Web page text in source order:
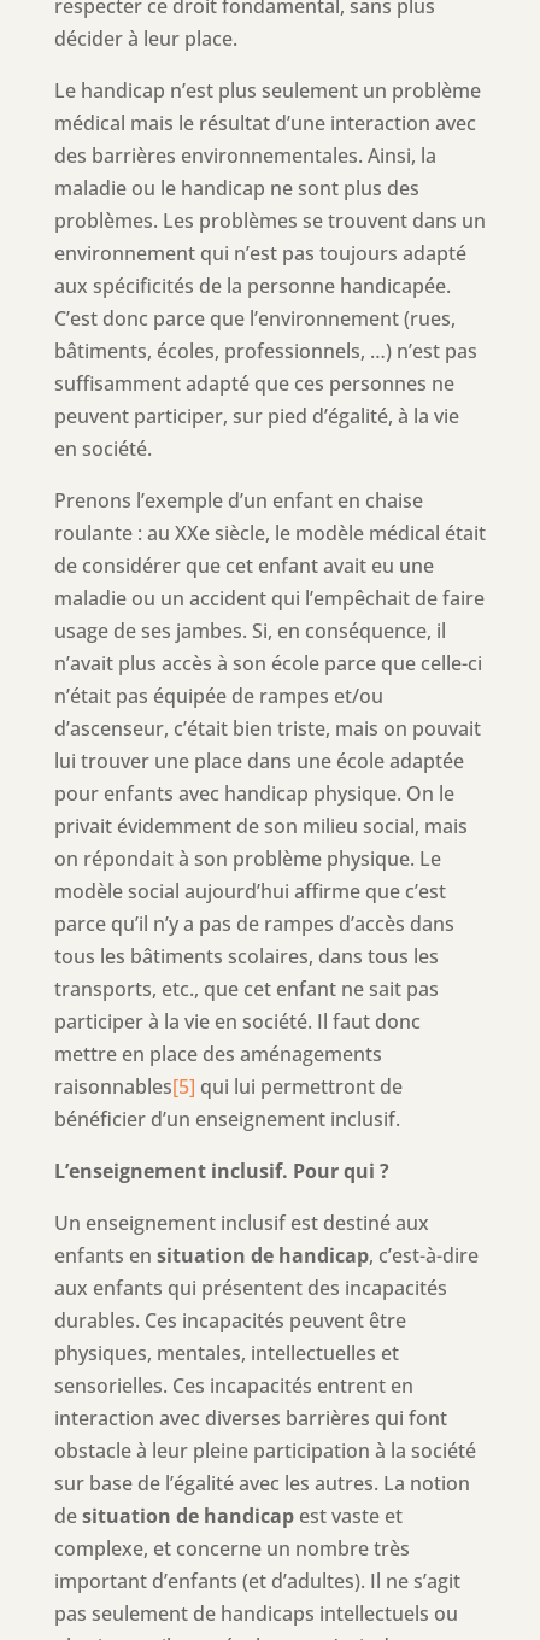
respecter ce droit fondamental, sans plus
décider à leur place.
Le handicap n’est plus seulement un problème
médical mais le résultat d’une interaction avec
des barrières environnementales. Ainsi, la
maladie ou le handicap ne sont plus des
problèmes. Les problèmes se trouvent dans un
environnement qui n’est pas toujours adapté
aux spécificités de la personne handicapée.
C’est donc parce que l’environnement (rues,
bâtiments, écoles, professionnels, …) n’est pas
suffisamment adapté que ces personnes ne
peuvent participer, sur pied d’égalité, à la vie
en société.
Prenons l’exemple d’un enfant en chaise
roulante : au XXe siècle, le modèle médical était
de considérer que cet enfant avait eu une
maladie ou un accident qui l’empêchait de faire
usage de ses jambes. Si, en conséquence, il
n’avait plus accès à son école parce que celle-ci
n’était pas équipée de rampes et/ou
d’ascenseur, c’était bien triste, mais on pouvait
lui trouver une place dans une école adaptée
pour enfants avec handicap physique. On le
privait évidemment de son milieu social, mais
on répondait à son problème physique. Le
modèle social aujourd’hui affirme que c’est
parce qu’il n’y a pas de rampes d’accès dans
tous les bâtiments scolaires, dans tous les
transports, etc., que cet enfant ne sait pas
participer à la vie en société. Il faut donc
mettre en place des aménagements
raisonnables[5] qui lui permettront de
bénéficier d’un enseignement inclusif.
L’enseignement inclusif. Pour qui ?
Un enseignement inclusif est destiné aux
enfants en situation de handicap, c’est-à-dire
aux enfants qui présentent des incapacités
durables. Ces incapacités peuvent être
physiques, mentales, intellectuelles et
sensorielles. Ces incapacités entrent en
interaction avec diverses barrières qui font
obstacle à leur pleine participation à la société
sur base de l’égalité avec les autres. La notion
desituation de handicapest vaste et
complexe, et concerne un nombre très
important d’enfants (et d’adultes). Il ne s’agit
pas seulement de handicaps intellectuels ou